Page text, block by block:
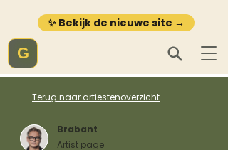
✨ Bekijk de nieuwe site →
G
Terug naar artiestenoverzicht
Brabant
Artist page